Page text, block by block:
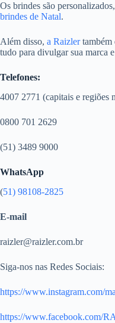
Os brindes são
brindes de Natal.
Além disso, a Raizlertambém
tudo para divulgar sua marca
Telefones:
4007 2771 (capitais e regiões
0800 701 2629
(51) 3489 9000
WhatsApp
(51) 98108-2825
E-mail
raizler@raizler.com.br
Siga-nos nas Redes Sociais:
https://www.instagram.com/
https://www.facebook.com/